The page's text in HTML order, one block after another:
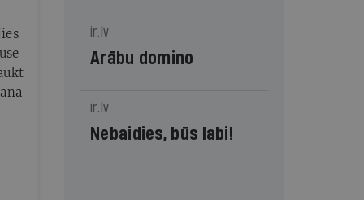
ir.lv
Arābu domino
ir.lv
Nebaidies, būs labi!